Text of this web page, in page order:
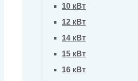
10 кВт
12 кВт
14 кВт
15 кВт
16 кВт